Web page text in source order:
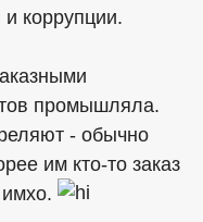
коррупции.
промышляла.
- обычно
им кто-то заказ